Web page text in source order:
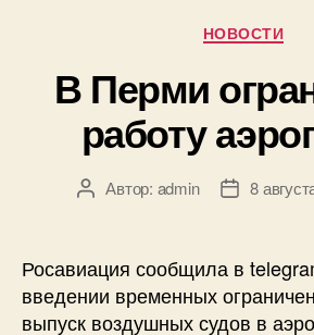
Рубрики
НОВОСТИ
В Перми
работу
АвторАвтор: admin
Дата
8
Росавиация сообщила в
введении временных
выпуск воздушных судов в